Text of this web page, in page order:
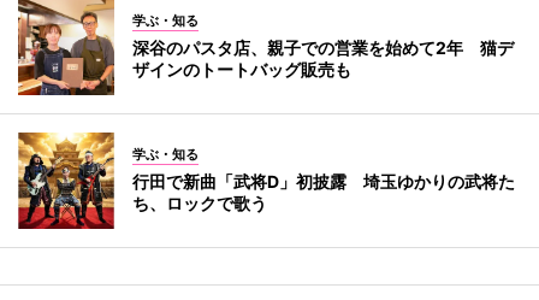
学ぶ・知る
深谷のパスタ店、親子での営業を始めて2年 猫デ
ザインのトートバッグ販売も
学ぶ・知る
行田で新曲「武将D」初披露 埼玉ゆかりの武将た
ち、ロックで歌う